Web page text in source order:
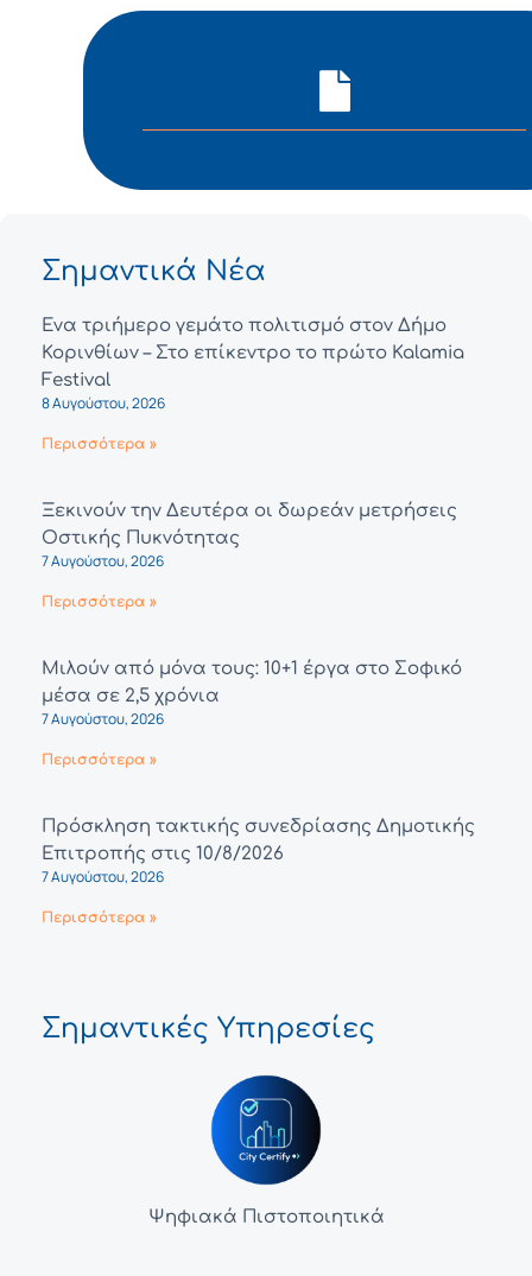
Σημαντικά Νέα
Ένα τριήμερο γεμάτο πολιτισμό στον Δήμο
Κορινθίων – Στο επίκεντρο το πρώτο Kalamia
Festival
8 Αυγούστου, 2026
Περισσότερα »
Ξεκινούν την Δευτέρα οι δωρεάν μετρήσεις
Οστικής Πυκνότητας
7 Αυγούστου, 2026
Περισσότερα »
Μιλούν από μόνα τους: 10+1 έργα στο Σοφικό
μέσα σε 2,5 χρόνια
7 Αυγούστου, 2026
Περισσότερα »
Πρόσκληση τακτικής συνεδρίασης Δημοτικής
Επιτροπής στις 10/8/2026
7 Αυγούστου, 2026
Περισσότερα »
Σημαντικές Υπηρεσίες
Ψηφιακά Πιστοποιητικά